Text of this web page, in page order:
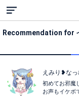
Recommendation for
えみり❥な
初めてお邪魔
お声もイケボ